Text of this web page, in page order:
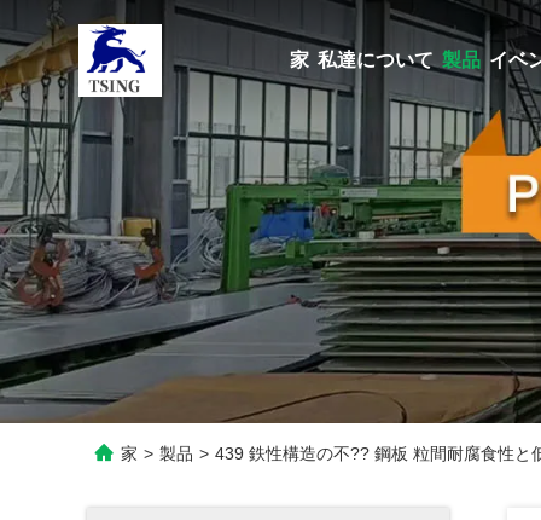
家 私達について 製品 イベ
家 > 製品 > 439 鉄性構造の不?? 鋼板 粒間耐腐食性と